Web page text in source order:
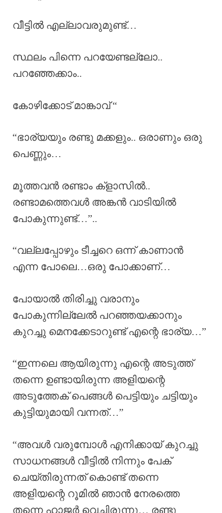
വീട്ടിൽ എല്ലാവരുമുണ്ട്…
സ്ഥലം പിന്നെ പറയേണ്ടല്ലോ..
പറഞ്ഞേക്കാം..
കോഴിക്കോട് മാങ്കാവ് “
“ഭാര്യയും രണ്ടു മക്കളും.. ഒരാണും ഒരു
പെണ്ണും…
മൂത്തവൻ രണ്ടാം ക്‌ളാസിൽ..
രണ്ടാമത്തെവൾ അങ്കൻ വാടിയിൽ
പോകുന്നുണ്ട്…”..
“വല്ലപ്പോഴും ടീച്ചറെ ഒന്ന് കാണാൻ
എന്ന പോലെ…ഒരു പോക്കാണ്…
പോയാൽ തിരിച്ചു വരാനും
പോകുന്നില്ലേൽ പറഞ്ഞയക്കാനും
കുറച്ചു മെനക്കേടാറുണ്ട് എന്റെ ഭാര്യ…”
“ഇന്നലെ ആയിരുന്നു എന്റെ അടുത്ത്
തന്നെ ഉണ്ടായിരുന്ന അളിയന്റെ
അടുത്തേക് പെങ്ങൾ പെട്ടിയും ചട്ടിയും
കുട്ടിയുമായി വന്നത്…”
“അവൾ വരുമ്പോൾ എനിക്കായ് കുറച്ചു
സാധനങ്ങൾ വീട്ടിൽ നിന്നും പേക്
ചെയ്തിരുന്നത് കൊണ്ട് തന്നെ
അളിയന്റെ റൂമിൽ ഞാൻ നേരത്തെ
തന്നെ ഹാജർ വെച്ചിരുന്നു… രണ്ടു